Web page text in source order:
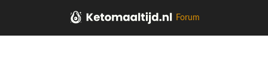
Forum